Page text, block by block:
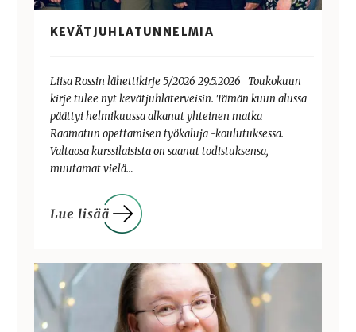
KEVÄTJUHLATUNNELMIA
Liisa Rossin lähettikirje 5/2026 29.5.2026 Toukokuun
kirje tulee nyt kevätjuhlaterveisin. Tämän kuun alussa
päättyi helmikuussa alkanut yhteinen matka
Raamatun opettamisen työkaluja -koulutuksessa.
Valtaosa kurssilaisista on saanut todistuksensa,
muutamat vielä…